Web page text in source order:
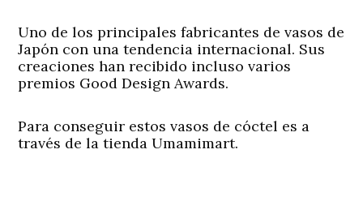
Uno de los principales fabricantes de vasos de
Japón con una tendencia internacional. Sus
creaciones han recibido incluso varios
premios Good Design Awards.
Para conseguir estos vasos de cóctel es a
través de la tienda Umamimart.